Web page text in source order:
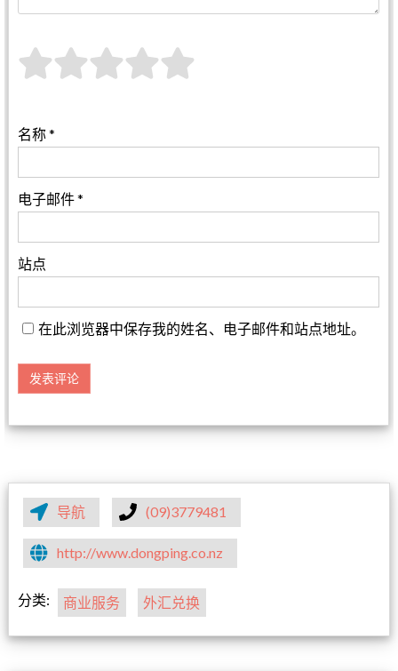
名称*
电子邮件*
站点
在此浏览器中保存我的姓名、电子邮件和站点地址。
导航 (09)3779481
http://www.dongping.co.nz
分类: 商业服务 外汇兑换